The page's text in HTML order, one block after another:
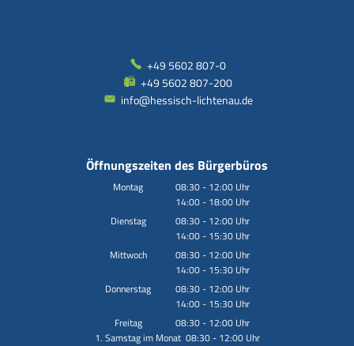
+49 5602 807-0
+49 5602 807-200
info@hessisch-lichtenau.de
Öffnungszeiten des Bürgerbüros
Montag 08:30- 12:00 Uhr
Von 08:30 bis 12:00 Uhr
14:00- 18:00 Uhr
Von 14:00 bis 18:00 Uhr
Dienstag 08:30- 12:00 Uhr
Von 08:30 bis 12:00 Uhr
14:00- 15:30 Uhr
Von 14:00 bis 15:30 Uhr
Mittwoch 08:30- 12:00 Uhr
Von 08:30 bis 12:00 Uhr
14:00- 15:30 Uhr
Von 14:00 bis 15:30 Uhr
Donnerstag 08:30- 12:00 Uhr
Von 08:30 bis 12:00 Uhr
14:00- 15:30 Uhr
Von 14:00 bis 15:30 Uhr
Freitag 08:30- 12:00 Uhr
Von 08:30 bis 12:00 Uhr
1. Samstag im Monat 08:30 - 12:00 Uhr